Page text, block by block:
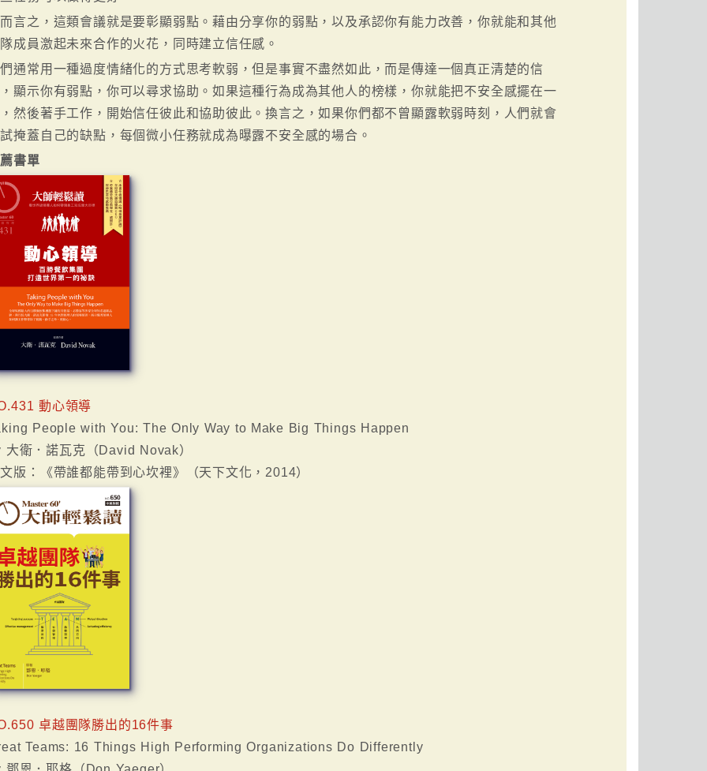
言之，這類會議就是要彰顯弱點。藉由分享你的弱點，以及承認你有能力改善，你就能和其他
成員激起未來合作的火花，同時建立信任感。
通常用一種過度情緒化的方式思考軟弱，但是事實不盡然如此，而是傳達一個真正清楚的信
顯示你有弱點，你可以尋求協助。如果這種行為成為其他人的榜樣，你就能把不安全感擺在一
然後著手工作，開始信任彼此和協助彼此。換言之，如果你們都不曾顯露軟弱時刻，人們就會
掩蓋自己的缺點，每個微小任務就成為曝露不安全感的場合。
書單
動心領導
People with You: The Only Way to Make Big Things Happen
大衛．諾瓦克（David Novak）
版：《帶誰都能帶到心坎裡》（天下文化，2014）
卓越團隊勝出的16件事
Teams: 16 Things High Performing Organizations Do Differently